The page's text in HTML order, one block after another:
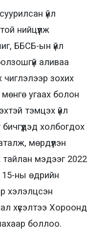
үйл
нийцүүлж
ББСБ-ын үйл
аливаа
чиглэлээр зохих
угаах болон
тэмцэх үйл
холбогдох
мөрдүүлэн
мэдээг 2022
ны өдрийн
хэлэлцсэн
хүсэлтээ Хороонд
боллоо.